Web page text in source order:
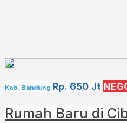
Kab. Bandung Rp. 650 Jt
Rumah Baru di